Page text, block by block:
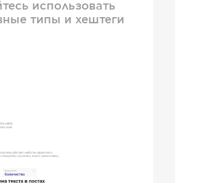
использовать
типы и хештеги